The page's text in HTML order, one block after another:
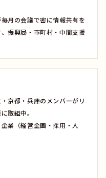
月の会議で密に情報共有を
振興局・市町村・中間支援
京都・兵庫のメンバーがリ
取組中。
業（経営企画・採用・人